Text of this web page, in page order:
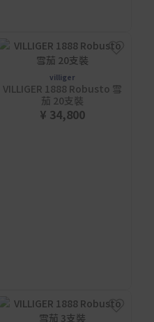
villiger
VILLIGER 1888 Robusto 雪
茄 20支裝
¥ 34,800